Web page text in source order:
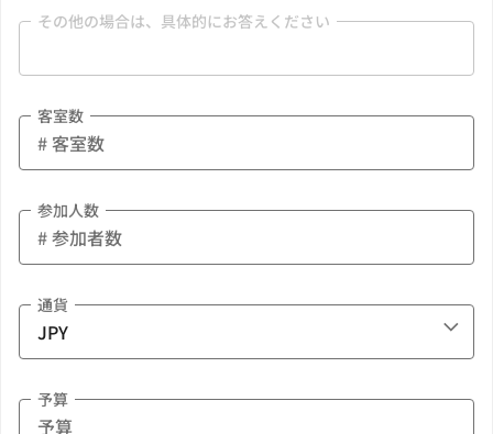
その他の場合は、具体的にお答えください
客室数
参加人数
通貨
予算